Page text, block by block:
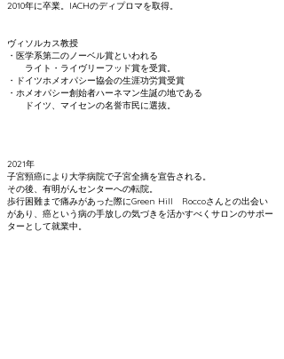
​2010年に卒業。IACHのディプロマを取得。
ヴィソルカス教授
・医学系第二のノーベル賞といわれる
ライト・ライヴリーフッド賞を受賞。
・ドイツホメオパシー協会の生涯功労賞受賞
・ホメオパシー創始者ハーネマン生誕の地である
ドイツ、マイセンの名誉市民に選抜。
2021年
子宮頸癌により大学病院で子宮全摘を宣告される。
その後、有明がんセンターへの転院。
歩行困難まで痛みがあった際にGreen Hill Roccoさんとの出会い
があり、癌という病の手放しの気づきを活かすべくサロンのサポー
ターとして就業中。